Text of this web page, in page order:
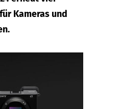
Kameras und